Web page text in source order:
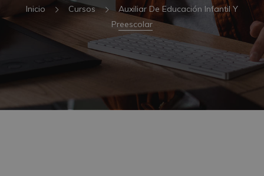
Inicio Cursos
Auxiliar De Educación Infantil Y
Preescolar